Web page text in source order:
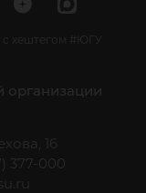
хештегом #ЮГУ
организации
16
377-000